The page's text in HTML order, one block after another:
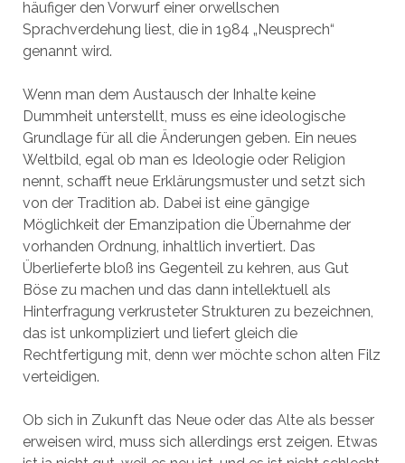
häufiger den Vorwurf einer orwellschen
Sprachverdehung liest, die in 1984 „Neusprech“
genannt wird.
Wenn man dem Austausch der Inhalte keine
Dummheit unterstellt, muss es eine ideologische
Grundlage für all die Änderungen geben. Ein neues
Weltbild, egal ob man es Ideologie oder Religion
nennt, schafft neue Erklärungsmuster und setzt sich
von der Tradition ab. Dabei ist eine gängige
Möglichkeit der Emanzipation die Übernahme der
vorhanden Ordnung, inhaltlich invertiert. Das
Überlieferte bloß ins Gegenteil zu kehren, aus Gut
Böse zu machen und das dann intellektuell als
Hinterfragung verkrusteter Strukturen zu bezeichnen,
das ist unkompliziert und liefert gleich die
Rechtfertigung mit, denn wer möchte schon alten Filz
verteidigen.
Ob sich in Zukunft das Neue oder das Alte als besser
erweisen wird, muss sich allerdings erst zeigen. Etwas